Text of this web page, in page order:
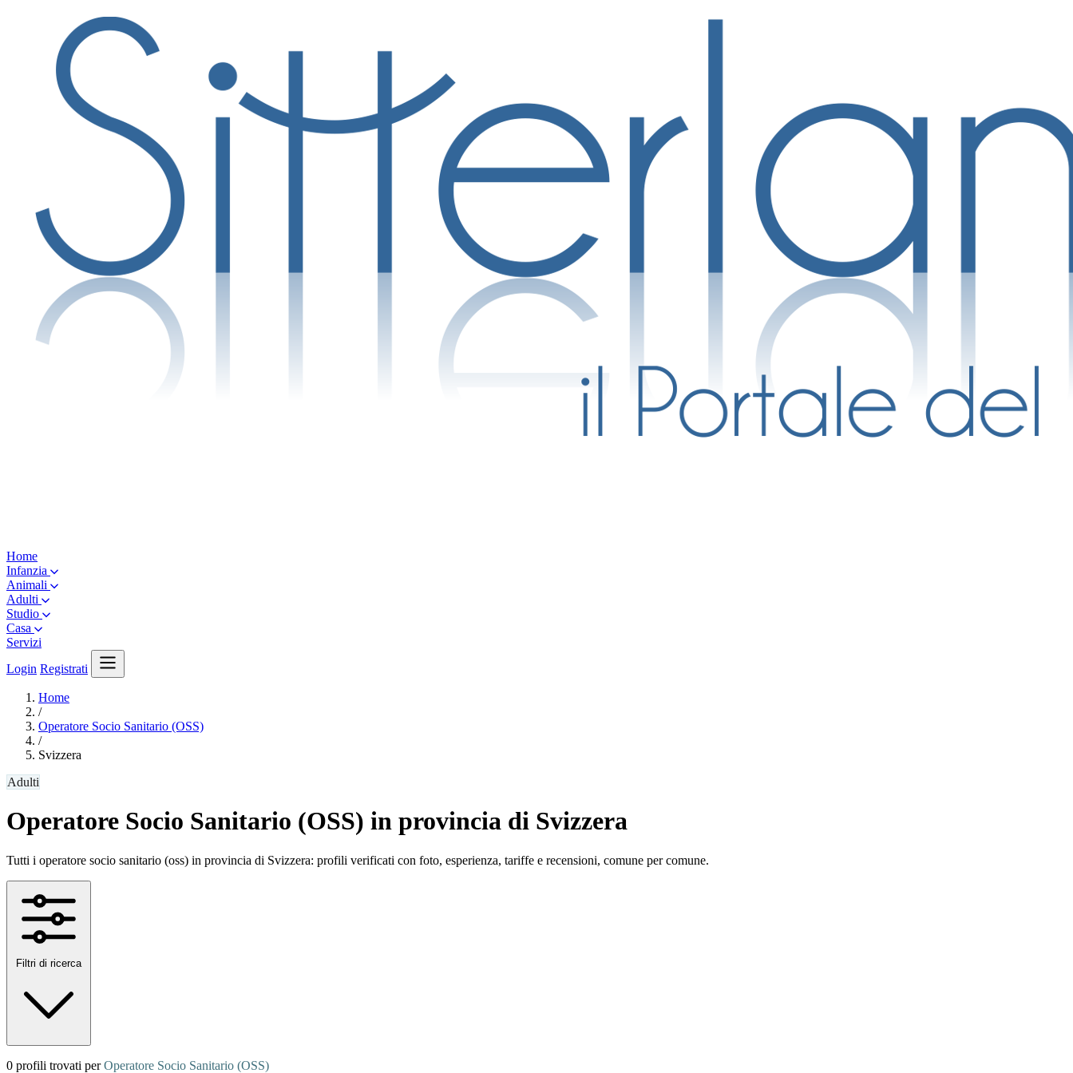
Home
Infanzia
Animali
Adulti
Studio
Casa
Servizi
Login Registrati
Home
/
Operatore Socio Sanitario (OSS)
/
Svizzera
Adulti
Operatore Socio Sanitario (OSS) in provincia di Svizzera
Tutti i operatore socio sanitario (oss) in provincia di Svizzera: profili verificati con foto, esperienza, tariffe e recensioni, comune per comune.
Filtri di ricerca
0 profili trovati perOperatore Socio Sanitario (OSS)